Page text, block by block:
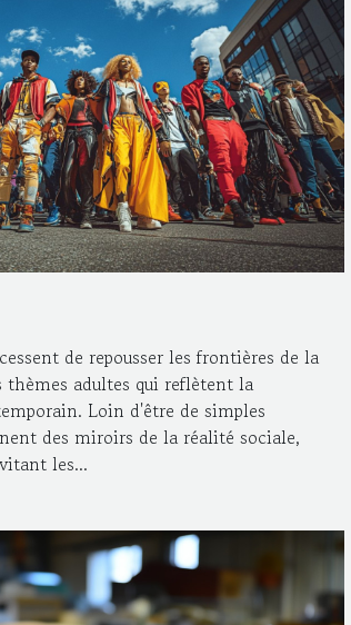
de repousser les frontières de la
adultes qui reflètent la
Loin d'être de simples
des miroirs de la réalité sociale,
les...